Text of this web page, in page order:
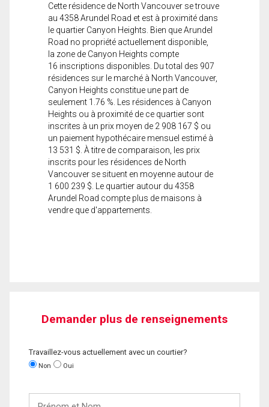
Cette résidence de North Vancouver se trouve
au 4358 Arundel Road et est à proximité dans
le quartier Canyon Heights. Bien que Arundel
Road no propriété actuellement disponible,
la zone de Canyon Heights compte
16 inscriptions disponibles. Du total des 907
résidences sur le marché à North Vancouver,
Canyon Heights constitue une part de
seulement 1.76 %. Les résidences à Canyon
Heights ou à proximité de ce quartier sont
inscrites à un prix moyen de 2 908 167 $ ou
un paiement hypothécaire mensuel estimé à
13 531 $. À titre de comparaison, les prix
inscrits pour les résidences de North
Vancouver se situent en moyenne autour de
1 600 239 $. Le quartier autour du 4358
Arundel Road compte plus de maisons à
vendre que d'appartements.
Demander plus de renseignements
Travaillez-vous actuellement avec un courtier?
Non Oui